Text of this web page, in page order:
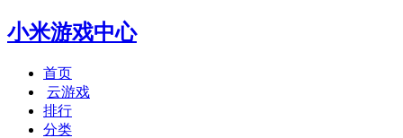
小米游戏中心
首页
云游戏
排行
分类